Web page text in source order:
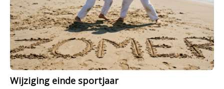
Wijziging einde sportjaar